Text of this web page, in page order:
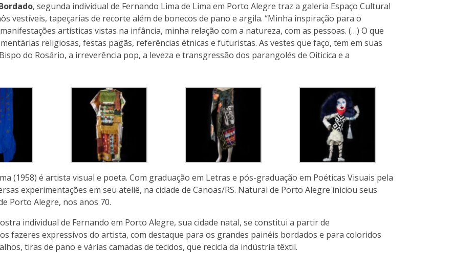
, segunda individual de Fernando Lima de Lima em Porto Alegre traz a galeria Espaço Cultural
vestíveis, tapeçarias de recorte além de bonecos de pano e argila. “Minha inspiração para o
artísticas vistas na infância, minha relação com a natureza, com as pessoas. (…) O que
religiosas, festas pagãs, referências étnicas e futuristas. As vestes que faço, tem em suas
do Rosário, a irreverência pop, a leveza e transgressão dos parangolés de Oiticica e a
(1958) é artista visual e poeta. Com graduação em Letras e pós-graduação em Poéticas Visuais pela
experimentações em seu ateliê, na cidade de Canoas/RS. Natural de Porto Alegre iniciou seus
Porto Alegre, nos anos 70.
individual de Fernando em Porto Alegre, sua cidade natal, se constitui a partir de
fazeres expressivos do artista, com destaque para os grandes painéis bordados e para coloridos
tiras de pano e várias camadas de tecidos, que recicla da indústria têxtil.